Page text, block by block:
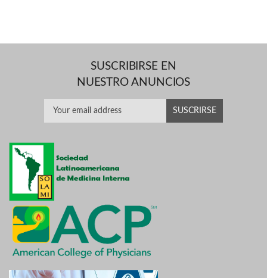
SUSCRIBIRSE EN
NUESTRO ANUNCIOS